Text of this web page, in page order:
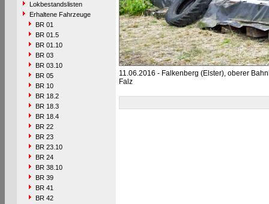
Lokbestandslisten
Erhaltene Fahrzeuge
BR 01
BR 01.5
BR 01.10
BR 03
BR 03.10
BR 05
BR 10
BR 18.2
BR 18.3
BR 18.4
BR 22
BR 23
BR 23.10
BR 24
BR 38.10
BR 39
BR 41
BR 42
11.06.2016 - Falkenberg (Elster), oberer
Falz